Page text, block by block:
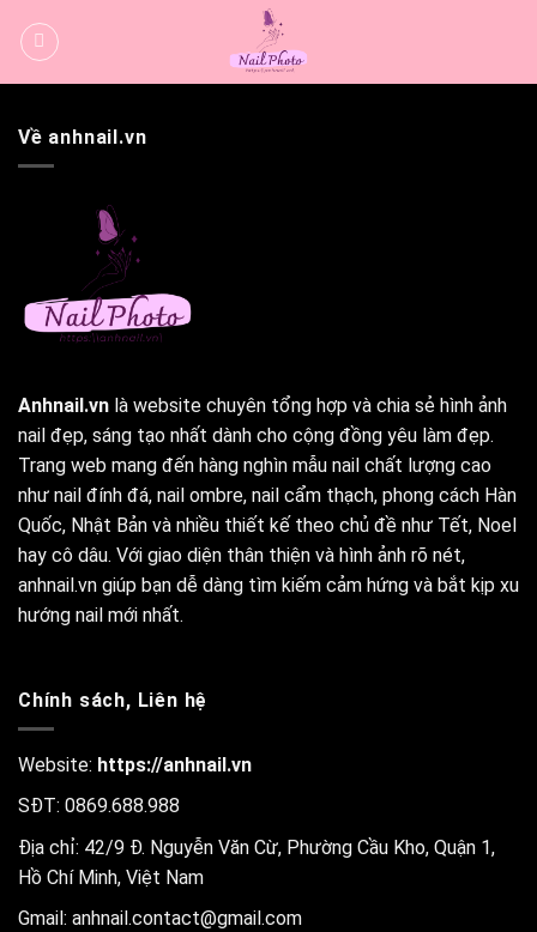
qua
Về anhnail.vn
Anhnail.vn là website chuyên tổng hợp và chia sẻ hình ảnh
nail đẹp, sáng tạo nhất dành cho cộng đồng yêu làm đẹp.
Trang web mang đến hàng nghìn mẫu nail chất lượng cao
như nail đính đá, nail ombre, nail cẩm thạch, phong cách Hàn
Quốc, Nhật Bản và nhiều thiết kế theo chủ đề như Tết, Noel
hay cô dâu. Với giao diện thân thiện và hình ảnh rõ nét,
anhnail.vn giúp bạn dễ dàng tìm kiếm cảm hứng và bắt kịp xu
hướng nail mới nhất.
Chính sách, Liên hệ
Website: https://anhnail.vn
SĐT: 0869.688.988
Địa chỉ: 42/9 Đ. Nguyễn Văn Cừ, Phường Cầu Kho, Quận 1,
Hồ Chí Minh, Việt Nam
Gmail: anhnail.contact@gmail.com